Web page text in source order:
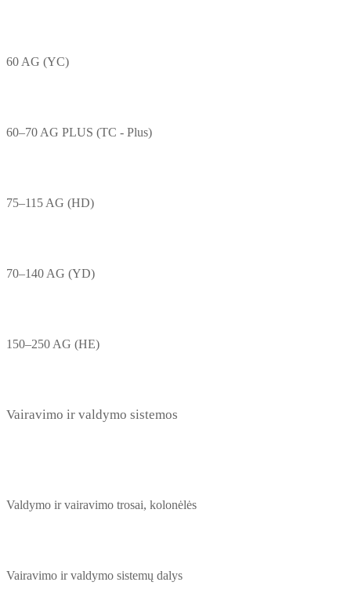
60 AG (YC)
60–70 AG PLUS (TC - Plus)
75–115 AG (HD)
70–140 AG (YD)
150–250 AG (HE)
Vairavimo ir valdymo sistemos
Valdymo ir vairavimo trosai, kolonėlės
Vairavimo ir valdymo sistemų dalys